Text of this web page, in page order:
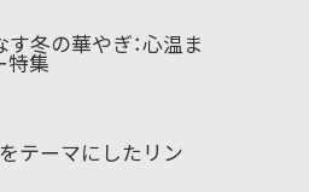
冬の華やぎ：心温ま
特集
テーマにしたリン